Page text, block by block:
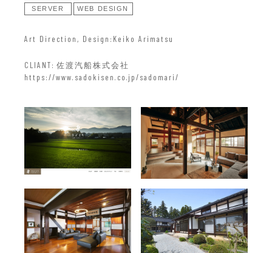
SERVER WEB DESIGN
Art Direction, Design Keiko Arimatsu
CLIANT
佐渡汽船株式会社
https://www.sadokisen.co.jp/sadomari/